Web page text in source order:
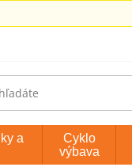
a
Cyklo
výbava